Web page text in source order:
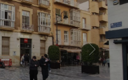
Next